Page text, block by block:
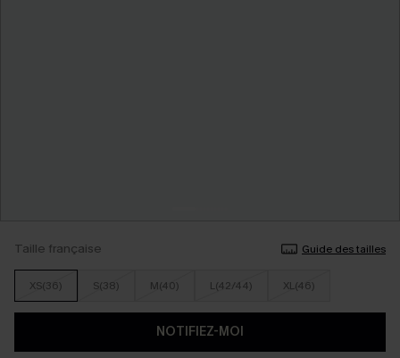
Taille française Guide des tailles
XS(36) S(38) M(40) L(42/44) XL(46)
NOTIFIEZ-MOI